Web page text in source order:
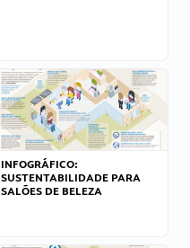
INFOGRÁFICO:
SUSTENTABILIDADE PARA
SALÕES DE BELEZA